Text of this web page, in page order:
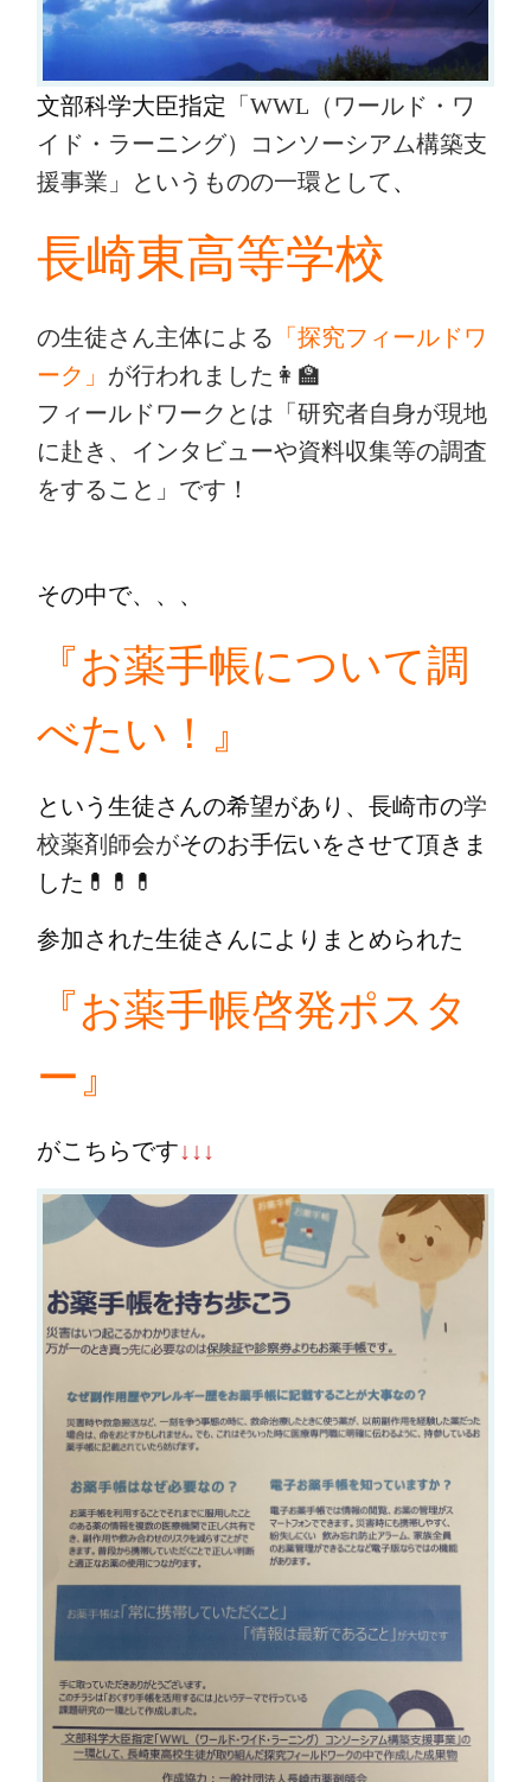
文部科学大臣指定 「WWL（ワールド・ワ
イド・ラーニング）コンソーシアム構築支
援事業」というものの一環として、
長崎東高等学校
の生徒さん主体による 「探究フィールドワ
ーク」 が行われました👩‍🏫
フィールドワークとは「研究者自身が現地
に赴き、インタビューや資料収集等の調査
をすること」です！
その中で、、、
『お薬手帳について調
べたい！』
という生徒さんの希望があり、長崎市の学
校薬剤師会がそのお手伝いをさせて頂きま
した💊💊💊
参加された生徒さんによりまとめられた
『お薬手帳啓発ポスタ
ー』
がこちらです↓↓↓